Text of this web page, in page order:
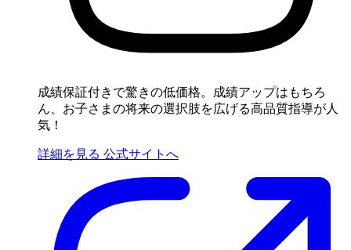
成績保証付きで驚きの低価格。成績アップはもちろ
ん、お子さまの将来の選択肢を広げる高品質指導が人
気！
詳細を見る 公式サイトへ